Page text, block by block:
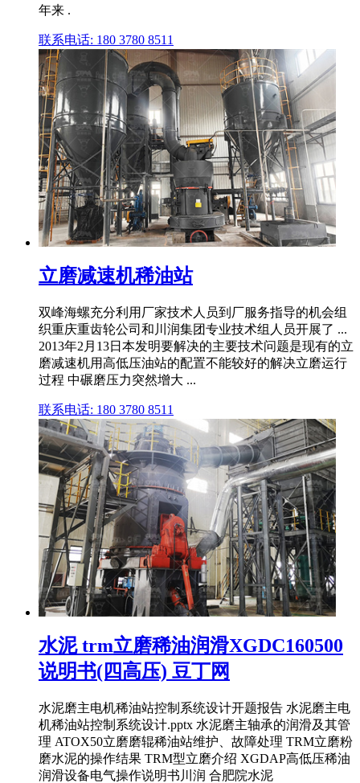
年来 .
联系电话: 180 3780 8511
立磨减速机稀油站
双峰海螺充分利用厂家技术人员到厂服务指导的机会组
织重庆重齿轮公司和川润集团专业技术组人员开展了 ...
2013年2月13日本发明要解决的主要技术问题是现有的立
磨减速机用高低压油站的配置不能较好的解决立磨运行
过程 中碾磨压力突然增大 ...
联系电话: 180 3780 8511
水泥 trm立磨稀油润滑XGDC160500
说明书(四高压) 豆丁网
水泥磨主电机稀油站控制系统设计开题报告 水泥磨主电
机稀油站控制系统设计.pptx 水泥磨主轴承的润滑及其管
理 ATOX50立磨磨辊稀油站维护、故障处理 TRM立磨粉
磨水泥的操作结果 TRM型立磨介绍 XGDAP高低压稀油
润滑设备电气操作说明书川润 合肥院水泥